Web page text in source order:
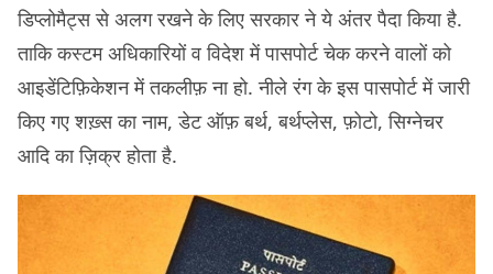
डिप्लोमैट्स से अलग रखने के लिए सरकार ने ये अंतर पैदा किया है.
ताकि कस्टम अधिकारियों व विदेश में पासपोर्ट चेक करने वालों को
आइडेंटिफ़िकेशन में तकलीफ़ ना हो. नीले रंग के इस पासपोर्ट में जारी
किए गए शख़्स का नाम, डेट ऑफ़ बर्थ, बर्थप्लेस, फ़ोटो, सिग्नेचर
आदि का ज़िक्र होता है.